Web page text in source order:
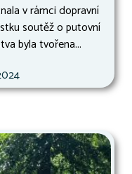
v rámci dopravní
soutěž o putovní
byla tvořena...